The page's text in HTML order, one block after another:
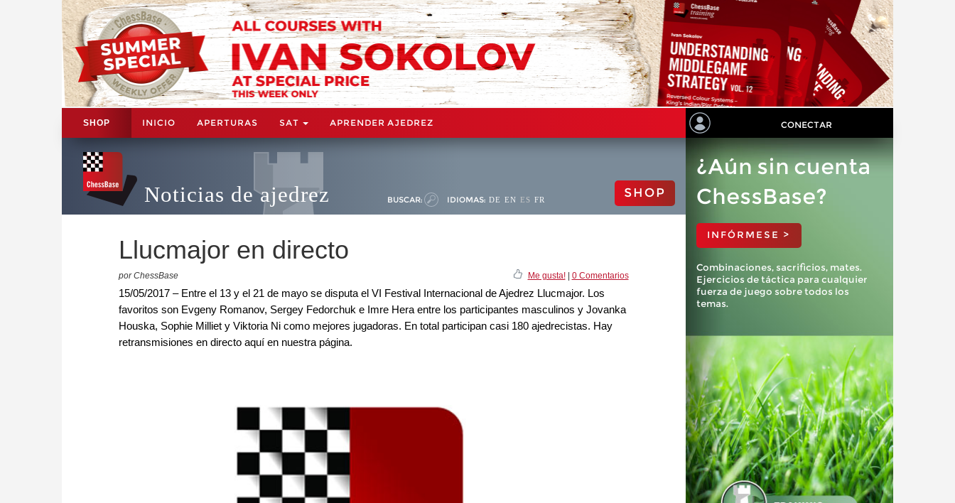
SHOP INICIO APERTURAS SAT APRENDER AJEDREZ CONECTAR
Noticias de ajedrez BUSCAR: IDIOMAS: DE EN ES FR SHOP
Llucmajor en directo
por ChessBase Me gusta!| 0 Comentarios
15/05/2017 – Entre el 13 y el 21 de mayo se disputa el VI Festival Internacional de Ajedrez Llucmajor. Los
favoritos son Evgeny Romanov, Sergey Fedorchuk e Imre Hera entre los participantes masculinos y Jovanka
Houska, Sophie Milliet y Viktoria Ni como mejores jugadoras. En total participan casi 180 ajedrecistas. Hay
retransmisiones en directo aquí en nuestra página.
¿Aún sin cuenta
ChessBase?
INFÓRMESE >
Combinaciones, sacrificios, mates.
Ejercicios de táctica para cualquier
fuerza de juego sobre todos los
temas.